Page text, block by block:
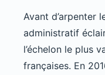
Avant d’arpenter
administratif
l’échelon le plus
françaises. En